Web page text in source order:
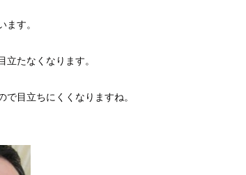
ます。
たなくなります。
目立ちにくくなりますね。